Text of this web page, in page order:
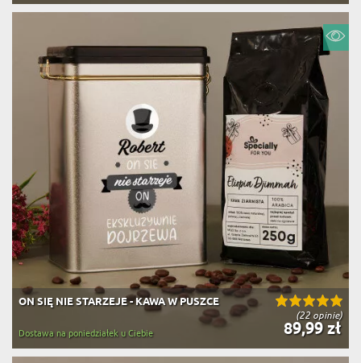
(22 opinie)
ON SIĘ NIE STARZEJE - KAWA W PUSZCE
89,99 zł
Dostawa na poniedziałek u Ciebie